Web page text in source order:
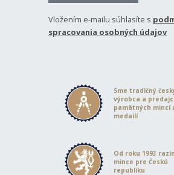
Vložením e-mailu súhlasíte s
spracovania osobných údajov
Sme tradičný
výrobca a
pamätných mincí
medailí
Od roku 1993
mince pre Českú
republiku